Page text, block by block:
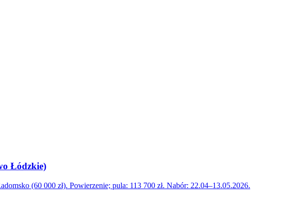
Łódzkie)
(60 000 zł). Powierzenie; pula: 113 700 zł. Nabór: 22.04–13.05.2026.